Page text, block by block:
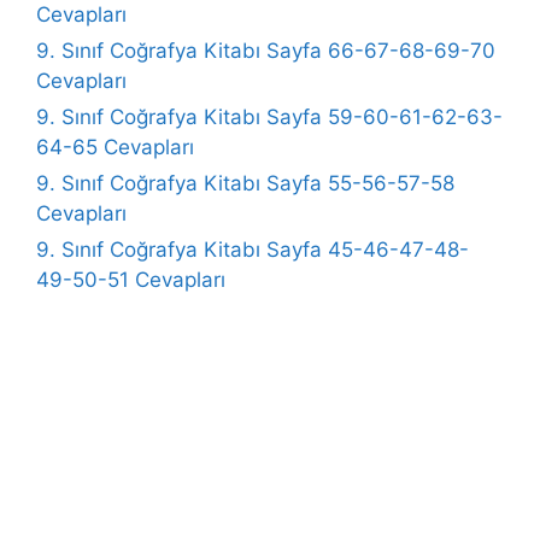
Cevapları
9. Sınıf Coğrafya Kitabı Sayfa 66-67-68-69-70
Cevapları
9. Sınıf Coğrafya Kitabı Sayfa 59-60-61-62-63-
64-65 Cevapları
9. Sınıf Coğrafya Kitabı Sayfa 55-56-57-58
Cevapları
9. Sınıf Coğrafya Kitabı Sayfa 45-46-47-48-
49-50-51 Cevapları